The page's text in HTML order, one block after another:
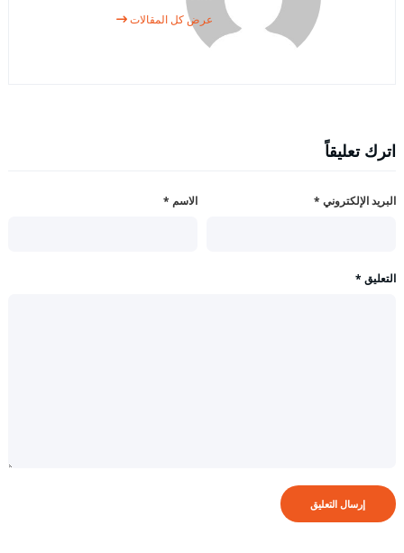
عرض كل المقالات
اترك تعليقاً
الاسم * البريد الإلكتروني *
التعليق *